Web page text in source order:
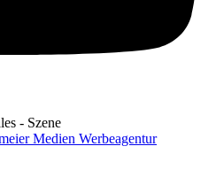
- Szene
Medien Werbeagentur